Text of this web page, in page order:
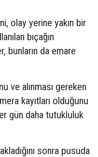
olay yerine yakın bir
bıçağın
bunların da emare
ve alınması gereken
kayıtları olduğunu
gün daha tutukluluk
sonra pusuda